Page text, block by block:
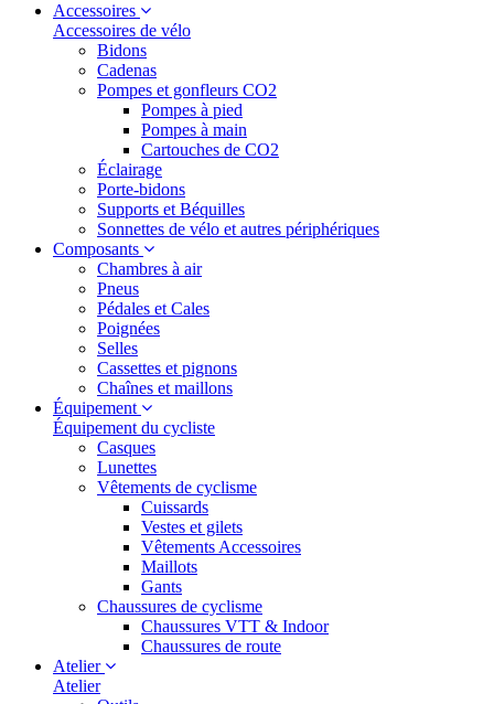
Accessoires
Accessoires de vélo
Bidons
Cadenas
Pompes et gonfleurs CO2
Pompes à pied
Pompes à main
Cartouches de CO2
Éclairage
Porte-bidons
Supports et Béquilles
Sonnettes de vélo et autres périphériques
Composants
Chambres à air
Pneus
Pédales et Cales
Poignées
Selles
Cassettes et pignons
Chaînes et maillons
Équipement
Équipement du cycliste
Casques
Lunettes
Vêtements de cyclisme
Cuissards
Vestes et gilets
Vêtements Accessoires
Maillots
Gants
Chaussures de cyclisme
Chaussures VTT & Indoor
Chaussures de route
Atelier
Atelier